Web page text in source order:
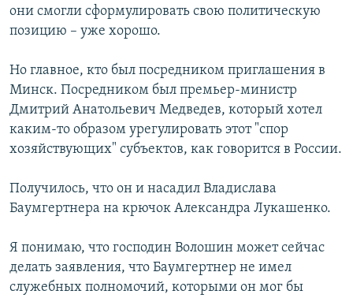
они смогли сформулировать свою политическую
позицию – уже хорошо.
Но главное, кто был посредником приглашения в
Минск. Посредником был премьер-министр
Дмитрий Анатольевич Медведев, который хотел
каким-то образом урегулировать этот "спор
хозяйствующих" субъектов, как говорится в России.
Получилось, что он и насадил Владислава
Баумгертнера на крючок Александра Лукашенко.
Я понимаю, что господин Волошин может сейчас
делать заявления, что Баумгертнер не имел
служебных полномочий, которыми он мог бы